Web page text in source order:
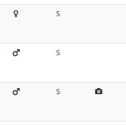
S
S
S